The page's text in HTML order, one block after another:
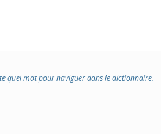
quel mot pour naviguer dans le dictionnaire.